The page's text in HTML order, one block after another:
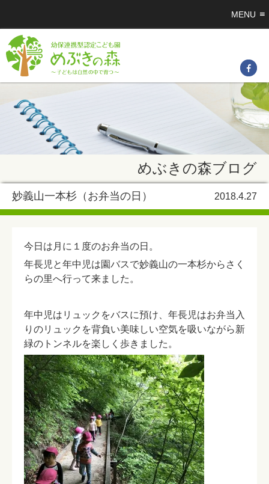
MENU
めぶきの森ブログ
妙義山一本杉（お弁当の日） 2018.4.27
今日は月に１度のお弁当の日。
年長児と年中児は園バスで妙義山の一本杉からさく
らの里へ行って来ました。
年中児はリュックをバスに預け、年長児はお弁当入
りのリュックを背負い美味しい空気を吸いながら新
緑のトンネルを楽しく歩きました。